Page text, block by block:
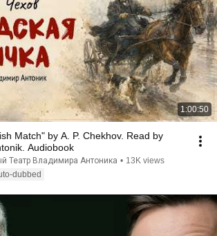
1:00:50
Match" by A. P. Chekhov. Read by
Audiobook
Театр Владимира Антоника • 13K views
dubbed